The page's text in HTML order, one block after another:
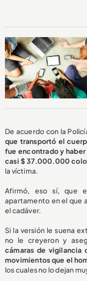
De acuerdo con la
que transportó el
fue encontrado y
casi $ 37.000.000
la víctima.
Afirmó, eso sí, que
apartamento en el que
el cadáver.
Si la versión le suena
no le creyeron y
cámaras de vigilancia
movimientos que el
los cuales no lo dejan